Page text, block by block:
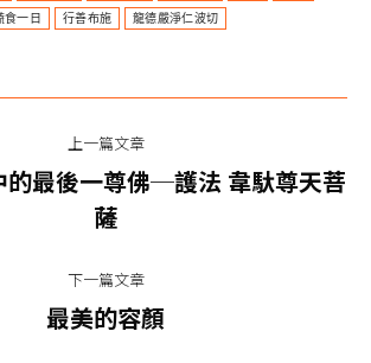
食一日 行善布施 龍德嚴淨仁波切
上一篇文章
上
一
文
章：
的最後一尊佛─護法 韋馱尊天菩
薩
下一篇文章
下
最美的容顏